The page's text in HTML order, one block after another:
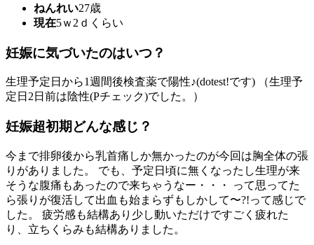
ねんれい27歳
現在5ｗ2ｄくらい
妊娠に気づいたのはいつ？
生理予定日から1週間後検査薬で陽性♪(dotest!です) （生理予
定日2日前は陰性(Pチェック)でした。）
妊娠超初期どんな感じ？
今まで排卵後から乳首痛しか無かったのが今回は胸全体の張
りがありました。 でも、予定日頃に無くなったし生理が来
そうな腹痛もあったので来ちゃうなー・・・ って思ってた
ら張りが復活して出血も始まらずもしかして〜?!って感じで
した。 疲労感も結構あり少し動いただけですごく疲れた
り、立ちくらみも結構ありました。